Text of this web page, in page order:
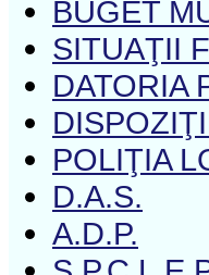
BUGET
SITUAŢII
DATORIA
POLIŢIA
D.A.S.
A.D.P.